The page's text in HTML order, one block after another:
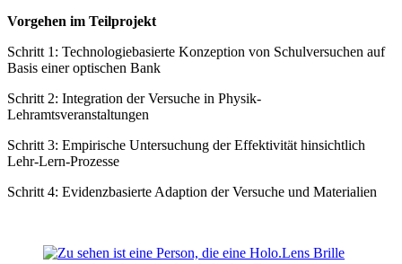
Vorgehen im Teilprojekt
Schritt 1: Technologiebasierte Konzeption von Schulversuchen auf
Basis einer optischen Bank
Schritt 2: Integration der Versuche in Physik-
Lehramtsveranstaltungen
Schritt 3: Empirische Untersuchung der Effektivität hinsichtlich
Lehr-Lern-Prozesse
Schritt 4: Evidenzbasierte Adaption der Versuche und Materialien